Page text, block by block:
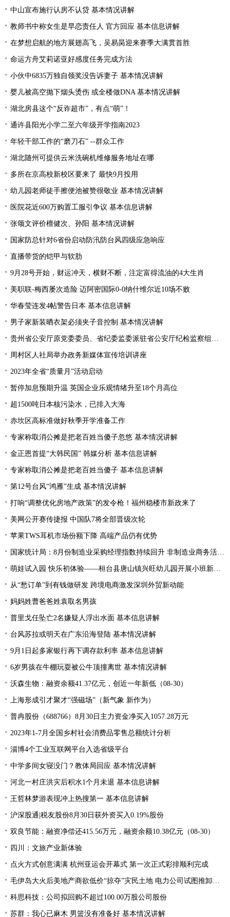
中山宣布施行认房不认贷 基本情况讲解
教师书中称女生是早恋责任人 官方回应 基本信息讲解
在梦想启航的地方展翅高飞，吴易昺迎来赛季大满贯首胜
命运方舟艾莉诺亚好感度任务完成方法
小伙中6835万独自领奖没告诉妻子 基本情况讲解
婴儿被高空抛下烟头烫伤 或全楼做DNA 基本情况讲解
湖北房县这个“反诈超市”，有点“萌”！
通许县阳光小学二至六年级开学指南2023
年轻干部工作的“磨刀石” --群众工作
湖北随州可提供云米洗碗机维修服务地址在哪
多所在京高校新校区要来了 最快9月投用
幼儿园老师徒手擦便池被赞很敬业 基本情况讲解
医院花近600万购置工服引争议 基本信息讲解
张颂文评价檀健次、孙阳 基本情况讲解
国家防总针对6省份启动防汛防台风四级应急响应
直播带货的铠甲与软肋
9月28号开始，财运冲天，横财不断，注定富得流油的4大生肖
美职联-梅西屡次造险 迈阿密国际0-0纳什维尔近10场不败
华春莹连发4帖警告日本 基本信息讲解
男子家新装晒衣架必须夹子音控制 基本情况讲解
贵州省公安厅原党委委员、省纪委监委派驻省公安厅纪检监察组原组长陈罡接受纪律审查和监察调查
周村区人社局举办政务新媒体宣传培训讲座
2023年全省“质量月”活动启动
暂停加息预期升温 英国企业乐观情绪升至18个月高位
超1500吨日本核污染水，已排入大海
赤坎区高标准做好秋季开学准备工作
专家称取消公摊是把老百姓当傻子忽悠 基本情况讲解
金正恩首提“大韩民国” 韩媒分析 基本信息讲解
专家称取消公摊是把老百姓当傻子 基本信息讲解
第12号台风“鸿雁”生成 基本情况讲解
打响“调整优化房地产政策”的发令枪！福州稳楼市新政来了
美网公开赛传捷报 中国队7将全部晋级次轮
苹果TWS耳机市场份额下降 高端产品仍有优势
国家统计局：8月份制造业采购经理指数持续回升 非制造业商务活动指数延续扩张态势
萌娃试入园 快乐初体验——桓台县唐山镇兴旺幼儿园开展小班新生体验活动
从“愁订单”到有钱做研发 跨境电商激发深圳外贸新动能
妈妈姓曹爸爸姓袁取名男孩
普里戈任坠亡2名嫌疑人浮出水面 基本信息讲解
台风苏拉或明天在广东沿海登陆 基本情况讲解
9月1日起多家银行再下调存款利率 基本信息讲解
6岁男孩在牛棚玩耍被公牛顶撞离世 基本情况讲解
沃森生物：融资余额41.37亿元，创近一年新低（08-30）
上海形成引才聚才“强磁场”（新气象 新作为）
普冉股份（688766）8月30日主力资金净买入1057.28万元
2023年1-7月全国乡村社会消费品零售总额统计分析
淄博4个工业互联网平台入选省级平台
中学多间女寝没门？教体局回应 基本情况讲解
河北一村庄洪灾后积水1个月未退 基本信息讲解
王哲林梦游表现冲上热搜第一 基本信息讲解
沪深股通|税友股份8月30日获外资买入0.19%股份
双良节能：融资净偿还415.56万元，融资余额10.38亿元（08-30）
四川：文旅产业新体验
点火方式创意满满 杭州亚运会开幕式 第一次正式彩排顺利完成
毛伊岛大火后美地产商欲低价“掠夺”灾民土地 电力公司试图推卸责任
科思科技：公司拟回购不超过100.00万股公司股份
苏群：我心已麻木 男篮没有准备好 基本情况讲解